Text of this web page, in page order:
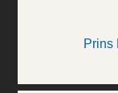
Prins